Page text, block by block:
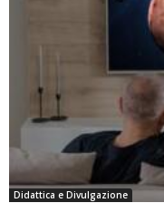
Didattica e Divulgazione